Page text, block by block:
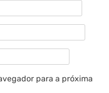
para a próxima